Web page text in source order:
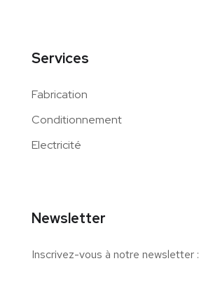
Services
Fabrication
Conditionnement
Electricité
Newsletter
Inscrivez-vous à notre newsletter :